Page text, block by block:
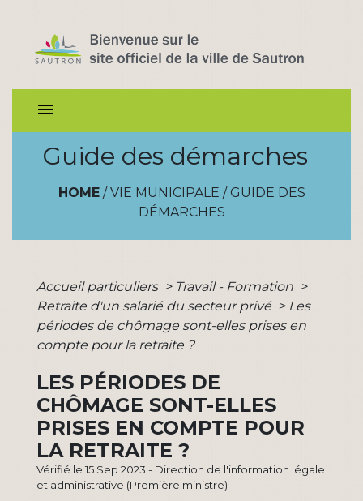
menu
Guide des démarches
HOME/ VIE MUNICIPALE / GUIDE DES
DÉMARCHES
Accueil particuliers > Travail - Formation >
Retraite d'un salarié du secteur privé > Les
périodes de chômage sont-elles prises en
compte pour la retraite ?
LES PÉRIODES DE
CHÔMAGE SONT-ELLES
PRISES EN COMPTE POUR
LA RETRAITE ?
Vérifié le 15 Sep 2023 - Direction de l'information légale
et administrative (Première ministre)